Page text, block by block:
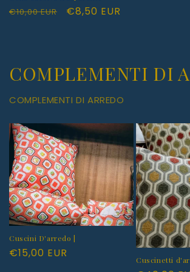
Prezzo
€10,00 EUR
Prezzo
€8,50 EUR
COMPLEMENTI DI
COMPLEMENTI DI ARREDO
Cuscini D'arredo |
Prezzo
€15,00 EUR
Cuscinetti